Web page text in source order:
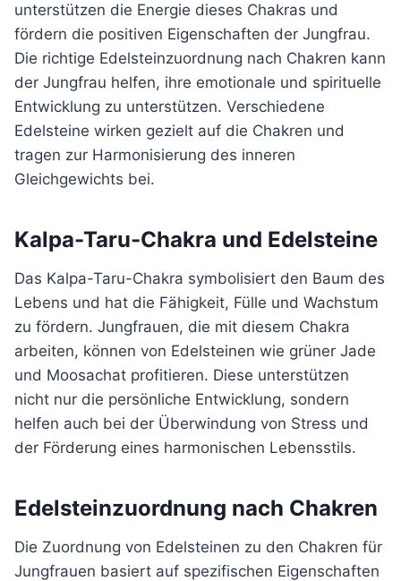
unterstützen die Energie dieses Chakras und
fördern die positiven Eigenschaften der Jungfrau.
Die richtige Edelsteinzuordnung nach Chakren kann
der Jungfrau helfen, ihre emotionale und spirituelle
Entwicklung zu unterstützen. Verschiedene
Edelsteine wirken gezielt auf die Chakren und
tragen zur Harmonisierung des inneren
Gleichgewichts bei.
Kalpa-Taru-Chakra und Edelsteine
Das Kalpa-Taru-Chakra symbolisiert den Baum des
Lebens und hat die Fähigkeit, Fülle und Wachstum
zu fördern. Jungfrauen, die mit diesem Chakra
arbeiten, können von Edelsteinen wie grüner Jade
und Moosachat profitieren. Diese unterstützen
nicht nur die persönliche Entwicklung, sondern
helfen auch bei der Überwindung von Stress und
der Förderung eines harmonischen Lebensstils.
Edelsteinzuordnung nach Chakren
Die Zuordnung von Edelsteinen zu den Chakren für
Jungfrauen basiert auf spezifischen Eigenschaften